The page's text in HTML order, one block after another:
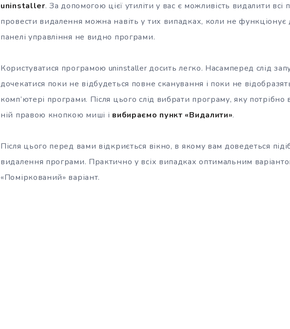
uninstaller. За допомогою цієї утиліти у вас є можливість видалити
провести видалення можна навіть у тих випадках, коли не функціонує
панелі управління не видно програми.
Користуватися програмою uninstaller досить легко. Насамперед слід
дочекатися поки не відбудеться повне сканування і поки не
комп’ютері програми. Після цього слід вибрати програму, яку
ній правою кнопкою миші і вибираємо пункт «Видалити».
Після цього перед вами відкриється вікно, в якому вам доведеться
видалення програми. Практично у всіх випадках оптимальним
«Поміркований» варіант.